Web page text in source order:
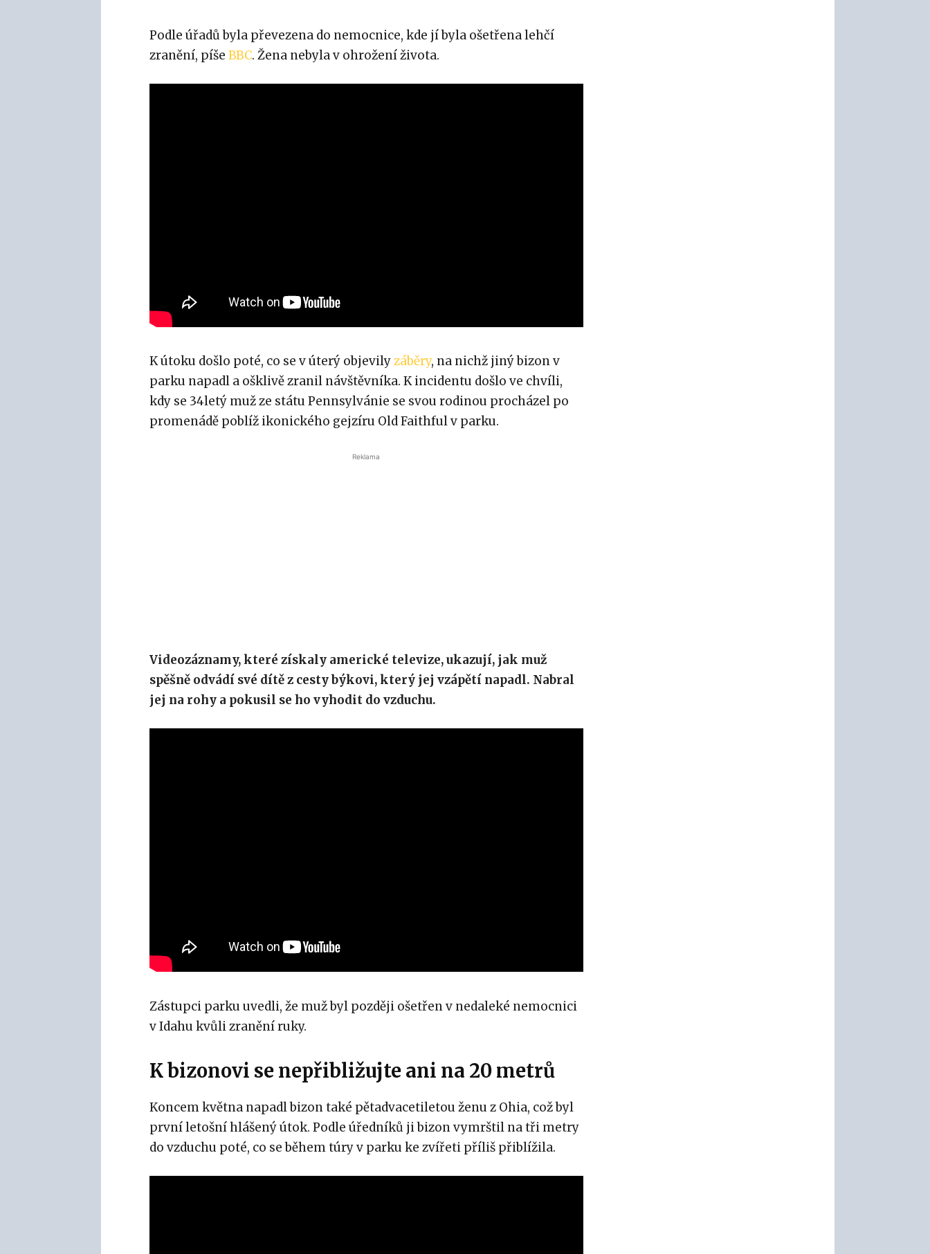
Podle úřadů byla převezena do nemocnice, kde jí byla ošetřena lehčí
zranění, píše BBC. Žena nebyla v ohrožení života.
K útoku došlo poté, co se v úterý objevilyzáběry, na nichž jiný bizon v
parku napadl a ošklivě zranil návštěvníka. K incidentu došlo ve chvíli,
kdy se 34letý muž ze státu Pennsylvánie se svou rodinou procházel po
promenádě poblíž ikonického gejzíru Old Faithful v parku.
Reklama
Videozáznamy, které získaly americké televize, ukazují, jak muž
spěšně odvádí své dítě z cesty býkovi, který jej vzápětí napadl. Nabral
jej na rohy a pokusil se ho vyhodit do vzduchu.
Zástupci parku uvedli, že muž byl později ošetřen v nedaleké nemocnici
v Idahu kvůli zranění ruky.
K bizonovi se nepřibližujte ani na 20 metrů
Koncem května napadl bizon také pětadvacetiletou ženu z Ohia, což byl
první letošní hlášený útok. Podle úředníků ji bizon vymrštil na tři metry
do vzduchu poté, co se během túry v parku ke zvířeti příliš přiblížila.